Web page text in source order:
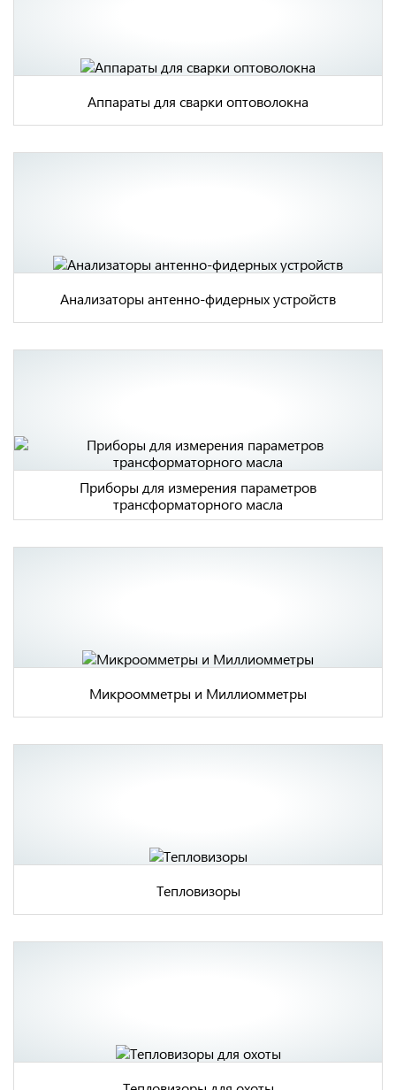
Аппараты для сварки оптоволокна
Анализаторы антенно-фидерных устройств
Приборы для измерения параметров
трансформаторного масла
Микроомметры и Миллиомметры
Тепловизоры